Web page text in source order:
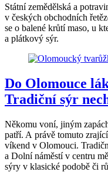
Státní zemědělská a
v českých obchodních
se o balené krůtí maso, u
a plátkový sýr.
Do Olomouce
Tradiční sýr
Někomu voní, jiným
patří. A právě tomuto
víkend v Olomouci.
a Dolní náměstí v centru
sýry v klasické podobě či